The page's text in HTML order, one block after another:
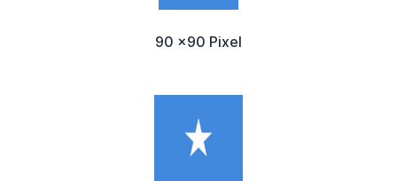
90 x90 Pixel